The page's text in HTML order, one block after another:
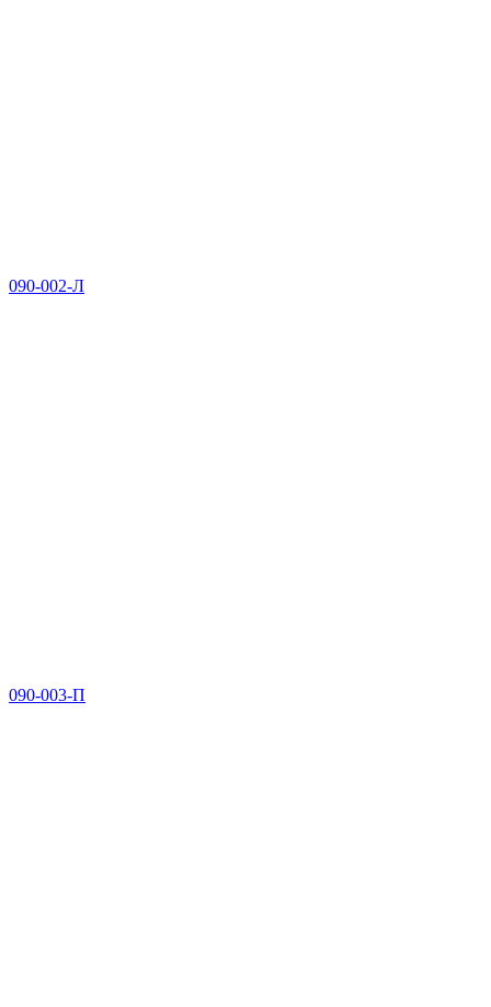
090-002-Л
090-003-П